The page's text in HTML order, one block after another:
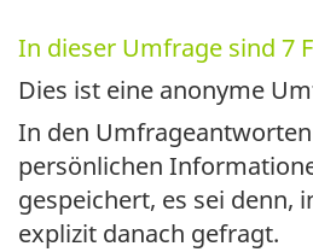
In dieser Umfrage sind 7
Dies ist eine anonyme
In den
persönlichen
gespeichert, es sei denn,
explizit danach gefragt.